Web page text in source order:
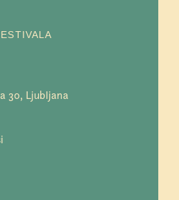
30, Ljubljana